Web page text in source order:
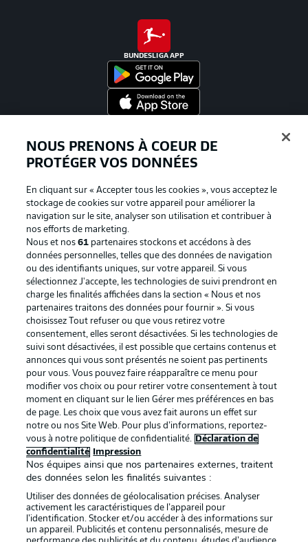
BUNDESLIGA APP
La publicité Conditions d’utilisation des
Mentions Légales Gérer mes préférences
Déclaration de
confidentialité
Diffuseurs
Travaux Contact
Impression Joueurs
NOUS PRENONS À COEUR DE
PROTÉGER VOS DONNÉES
En cliquant sur « Accepter tous les cookies », vous acceptez le
stockage de cookies sur votre appareil pour améliorer la
navigation sur le site, analyser son utilisation et contribuer à
nos efforts de marketing.
Nous et nos61 partenaires stockons et accédons à des
données personnelles, telles que des données de navigation
ou des identifiants uniques, sur votre appareil. Si vous
sélectionnez J'accepte, les technologies de suivi prendront en
charge les finalités affichées dans la section « Nous et nos
partenaires traitons des données pour fournir ». Si vous
choisissez Tout refuser ou que vous retirez votre
consentement, elles seront désactivées. Si les technologies de
suivi sont désactivées, il est possible que certains contenus et
annonces qui vous sont présentés ne soient pas pertinents
pour vous. Vous pouvez faire réapparaître ce menu pour
modifier vos choix ou pour retirer votre consentement à tout
moment en cliquant sur le lien Gérer mes préférences en bas
de page. Les choix que vous avez fait aurons un effet sur
notre ou nos Site Web. Pour plus d’informations, reportez-
vous à notre politique de confidentialité.
Déclaration de
confidentialité
Impression
Nos équipes ainsi que nos partenaires externes, traitent
des données selon les finalités suivantes :
Utiliser des données de géolocalisation précises. Analyser
activement les caractéristiques de l’appareil pour
l’identification. Stocker et/ou accéder à des informations sur
un appareil. Publicités et contenu personnalisés, mesure de